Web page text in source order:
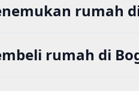
rumah
rumah di